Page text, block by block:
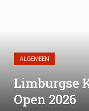
ALGEMEEN
Limburgse
Open 2026